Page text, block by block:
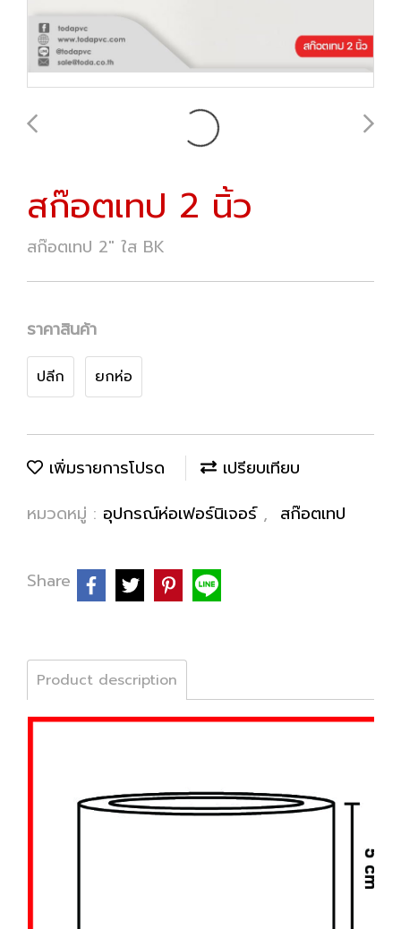
สก๊อตเทป 2 นิ้ว
สก๊อตเทป 2" ใส BK
ราคาสินค้า
ปลีก ยกห่อ
เพิ่มรายการโปรด
เปรียบเทียบ
หมวดหมู่ : อุปกรณ์ห่อเฟอร์นิเจอร์ , สก๊อตเทป
Share
Product description